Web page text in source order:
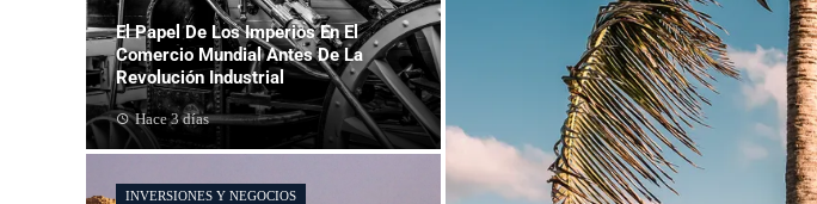
El Papel De Los Imperios En El
Comercio Mundial Antes De La
Revolución Industrial
Hace 3 días
INVERSIONES Y NEGOCIOS